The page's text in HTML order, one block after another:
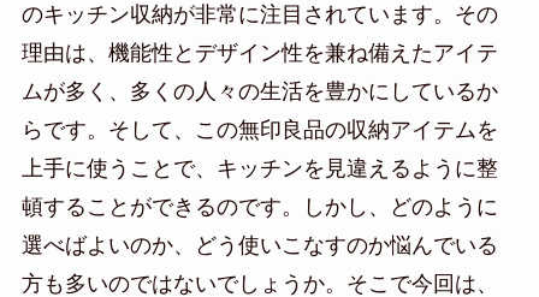
のキッチン収納が非常に注目されています。その
理由は、機能性とデザイン性を兼ね備えたアイテ
ムが多く、多くの人々の生活を豊かにしているか
らです。そして、この無印良品の収納アイテムを
上手に使うことで、キッチンを見違えるように整
頓することができるのです。しかし、どのように
選べばよいのか、どう使いこなすのか悩んでいる
方も多いのではないでしょうか。そこで今回は、